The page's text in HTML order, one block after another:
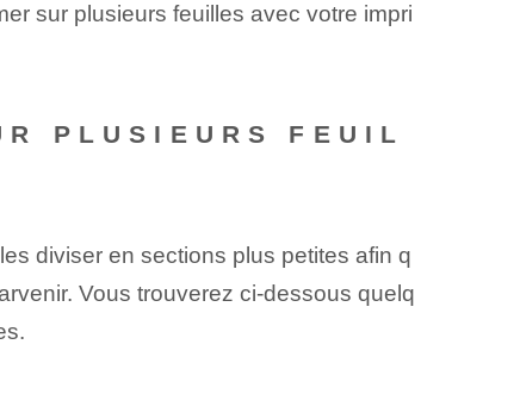
sur plusieurs feuilles avec votre impri
PLUSIEURS FEUIL
diviser en sections plus petites afin q
Vous trouverez ci-dessous quelq